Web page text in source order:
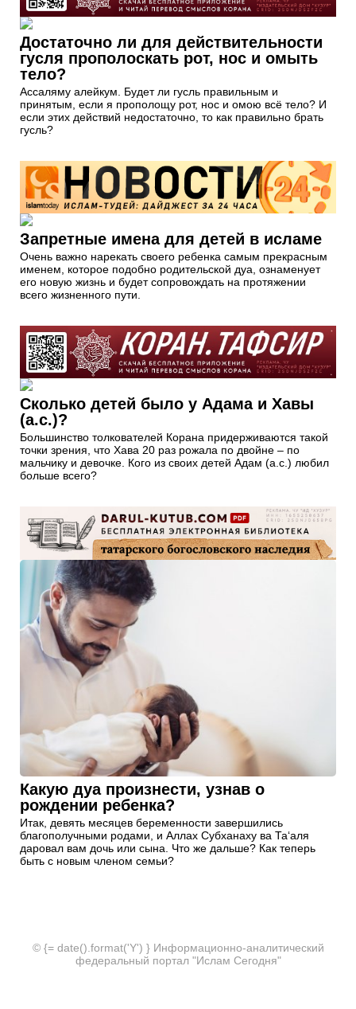
Достаточно ли для действительности
гусля прополоскать рот, нос и омыть
тело?
Ассаляму алейкум. Будет ли гусль правильным и
принятым, если я прополощу рот, нос и омою всё тело? И
если этих действий недостаточно, то как правильно брать
гусль?
Запретные имена для детей в исламе
Очень важно нарекать своего ребенка самым прекрасным
именем, которое подобно родительской дуа, ознаменует
его новую жизнь и будет сопровождать на протяжении
всего жизненного пути.
Сколько детей было у Адама и Хавы
(а.с.)?
Большинство толкователей Корана придерживаются такой
точки зрения, что Хава 20 раз рожала по двойне – по
мальчику и девочке. Кого из своих детей Адам (а.с.) любил
больше всего?
Какую дуа произнести, узнав о
рождении ребенка?
Итак, девять месяцев беременности завершились
благополучными родами, и Аллах Субханаху ва Та‘аля
даровал вам дочь или сына. Что же дальше? Как теперь
быть с новым членом семьи?
© {= date().format('Y') } Информационно-аналитический
федеральный портал "Ислам Сегодня"